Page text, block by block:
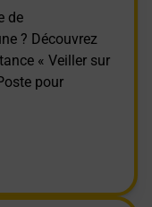
de
? Découvrez
« Veiller sur
pour